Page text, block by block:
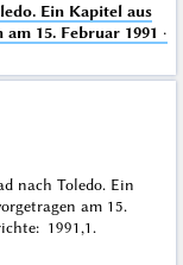
Ein Kapitel aus
15. Februar 1991 ·
nach Toledo. Ein
am 15.
1991,1.